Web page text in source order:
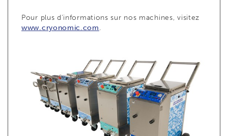
Pour plus d'informations sur nos machines, visitez
www.cryonomic.com.